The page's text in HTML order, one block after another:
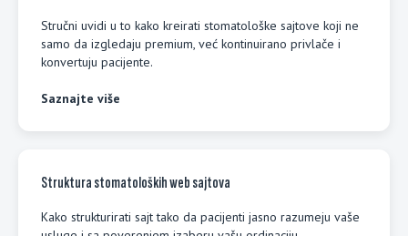
Stručni uvidi u to kako kreirati stomatološke sajtove koji ne
samo da izgledaju premium, već kontinuirano privlače i
konvertuju pacijente.
Saznajte više
Struktura stomatoloških web sajtova
Kako strukturirati sajt tako da pacijenti jasno razumeju vaše